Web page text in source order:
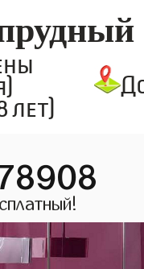
лет)